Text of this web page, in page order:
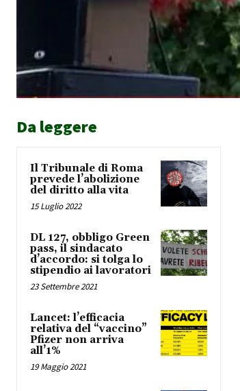
Da leggere
Il Tribunale di Roma
prevede l’abolizione
del diritto alla vita
15 Luglio 2022
DL 127, obbligo Green
pass, il sindacato
d’accordo: si tolga lo
stipendio ai lavoratori
23 Settembre 2021
Lancet: l’efficacia
relativa del “vaccino”
Pfizer non arriva
all’1%
19 Maggio 2021